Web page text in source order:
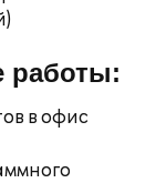
в офис